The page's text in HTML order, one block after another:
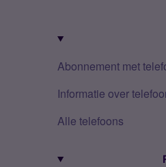
Abonnement met
Informatie over
Alle telefoons